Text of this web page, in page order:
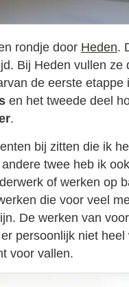
rondje door Heden.
Bij Heden vullen ze
de eerste
en het tweede deel
.
bij zitten die ik
twee heb ik
of werken op
die voor veel
De werken van
persoonlijk niet
voor vallen.